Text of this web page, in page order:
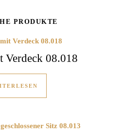
PRODUKTE
Verdeck 08.018